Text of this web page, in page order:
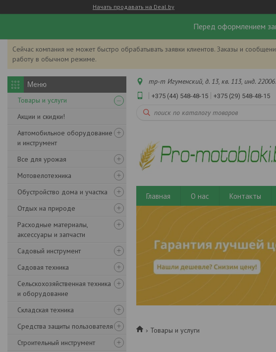
Начать продавать на Deal.by
Перед оформлением
Сейчас компания не может быстро обрабатывать заявки клиентов. Заказы и
работу в обычном режиме.
Товары и услуги
Акции и скидки!
Автомобильное оборудование
и инструмент
Все для урожая
Мотовелотехника
Обустройство дома и участка
Отдых на природе
Расходные материалы,
аксессуары и запчасти
Садовый инструмент
Садовая техника
Сельскохозяйственная техника
и оборудование
Складская техника
Средства защиты пользователя
Строительный инструмент
тр-т Игуменский, д. 13, кв. 113, инд.
+375 (44) 548-48-15 +375 (29) 548-48-15
Главная О нас Контакты
Товары и услуги